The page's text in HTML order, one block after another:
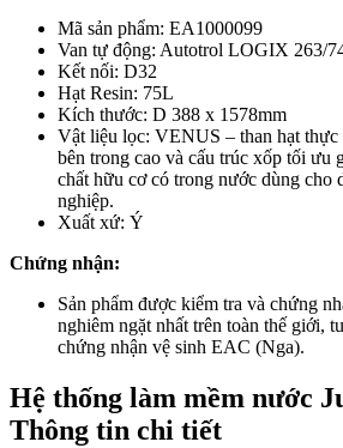
Mã sản phẩm: EA1000099
Van tự động: Autotrol LOGIX 263/
Kết nối: D32
Hạt Resin: 75L
Kích thước: D 388 x 1578mm
Vật liệu lọc: VENUS – than hạt thực
bên trong cao và cấu trúc xốp tối ưu
chất hữu cơ có trong nước dùng cho
nghiệp.
Xuất xứ: Ý
Chứng nhận:
Sản phẩm được kiểm tra và chứng
nghiêm ngặt nhất trên toàn thế giới,
chứng nhận vệ sinh EAC (Nga).
Hệ thống làm mềm nước
Thông tin chi tiết